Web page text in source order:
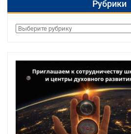
Рубрики
Рубрики